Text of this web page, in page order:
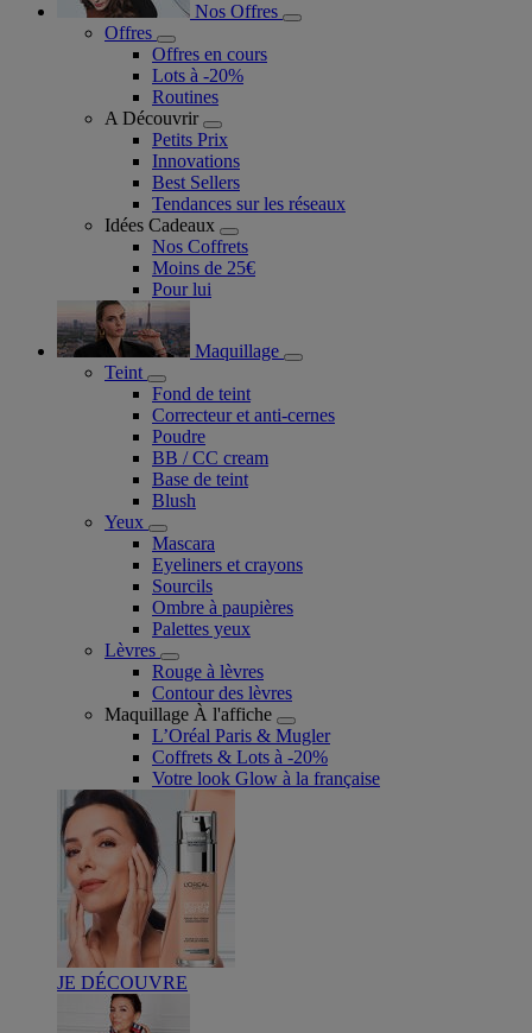
Nos Offres
Offres
Offres en cours
Lots à -20%
Routines
A Découvrir
Petits Prix
Innovations
Best Sellers
Tendances sur les réseaux
Idées Cadeaux
Nos Coffrets
Moins de 25€
Pour lui
Maquillage
Teint
Fond de teint
Correcteur et anti-cernes
Poudre
BB / CC cream
Base de teint
Blush
Yeux
Mascara
Eyeliners et crayons
Sourcils
Ombre à paupières
Palettes yeux
Lèvres
Rouge à lèvres
Contour des lèvres
Maquillage À l'affiche
L’Oréal Paris & Mugler
Coffrets & Lots à -20%
Votre look Glow à la française
JE DÉCOUVRE